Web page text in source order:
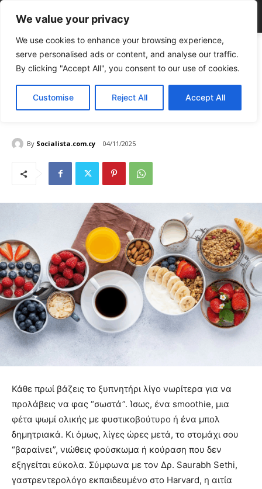
We value your privacy
We use cookies to enhance your browsing experience,
serve personalised ads or content, and analyse our traffic.
By clicking "Accept All", you consent to our use of cookies.
Customise Reject All Accept All
Home LIFE Τα 7 λάθη στο πρωινό που βλάπτουν το έντερο
LIFE Υγεία & Fitness TOP NEWS
Τα 7 λάθη στο πρωινό που
βλάπτουν το έντερο
By Socialista.com.cy 04/11/2025
Κάθε πρωί βάζεις το ξυπνητήρι λίγο νωρίτερα για να
προλάβεις να φας “σωστά”. Ίσως, ένα smoothie, μια
φέτα ψωμί ολικής με φυστικοβούτυρο ή ένα μπολ
δημητριακά. Κι όμως, λίγες ώρες μετά, το στομάχι σου
“βαραίνει”, νιώθεις φούσκωμα ή κούραση που δεν
εξηγείται εύκολα. Σύμφωνα με τον Δρ. Saurabh Sethi,
γαστρεντερολόγο εκπαιδευμένο στο Harvard, η αιτία